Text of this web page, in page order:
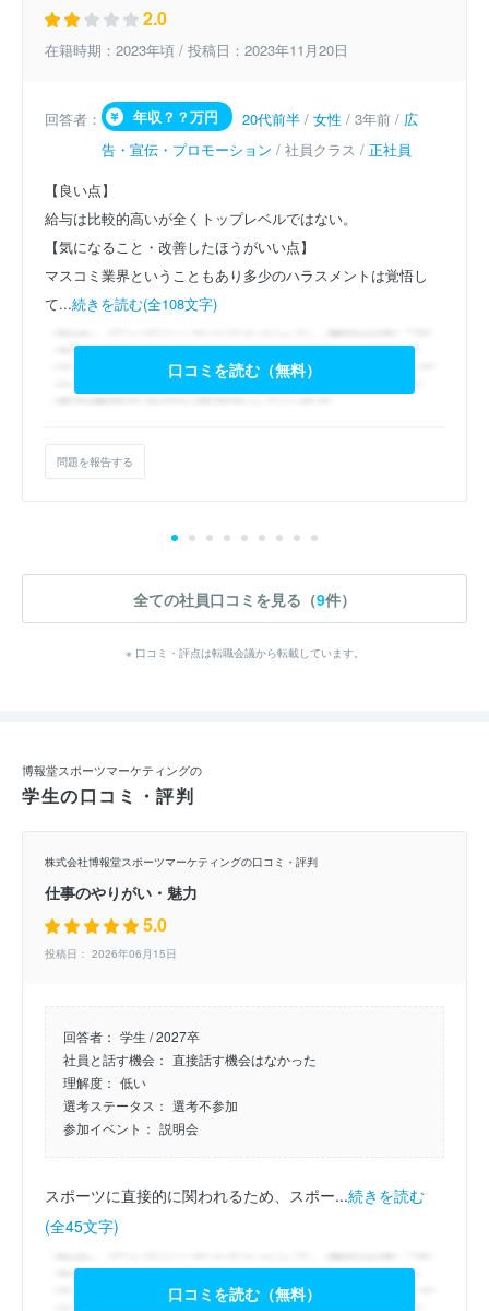
2.0
在籍時期：2023年頃 / 投稿日：2023年11月20日
回答者： 年収？？万円 20代前半 /女性 / 3年前 / 広
告・宣伝・プロモーション / 社員クラス / 正社員
【良い点】
給与は比較的高いが全くトップレベルではない。
【気になること・改善したほうがいい点】
マスコミ業界ということもあり多少のハラスメントは覚悟し
て...続きを読む(全108文字)
口コミを読む（無料）
問題を報告する
全ての社員口コミを見る（9件）
※ 口コミ・評点は転職会議から転載しています。
博報堂スポーツマーケティングの
学生の口コミ・評判
株式会社博報堂スポーツマーケティングの口コミ・評判
仕事のやりがい・魅力
5.0
投稿日： 2026年06月15日
回答者： 学生 / 2027卒
社員と話す機会： 直接話す機会はなかった
理解度： 低い
選考ステータス： 選考不参加
参加イベント： 説明会
スポーツに直接的に関われるため、スポー...続きを読む
(全45文字)
口コミを読む（無料）